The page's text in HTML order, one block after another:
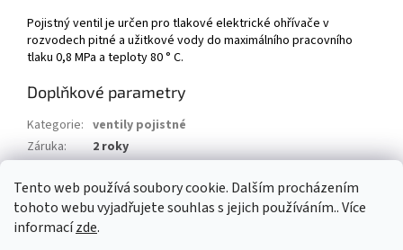
Tento web používá soubory cookie. Dalším procházením
tohoto webu vyjadřujete souhlas s jejich používáním.. Více
informacízde.
Pojistný ventil je určen pro tlakové elektrické ohřívače v
rozvodech pitné a užitkové vody do maximálního pracovního
tlaku 0,8 MPa a teploty 80 ° C.
Doplňkové parametry
Kategorie: ventily pojistné
Záruka:
2 roky
EAN: 8585031038205